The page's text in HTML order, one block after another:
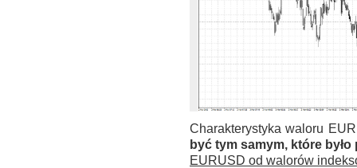
Charakterystyka waloru
być tym samym, które
EURUSD od walorów